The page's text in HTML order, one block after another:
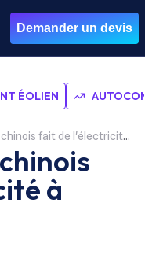
Demander un devis
ÉOLIEN
fait de l'électricité à partir de l'air
à